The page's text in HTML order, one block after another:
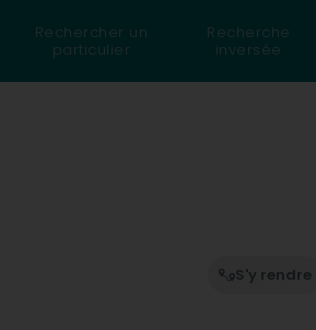
Rechercher un
particulier
Recherche
inversée
S'y rendre